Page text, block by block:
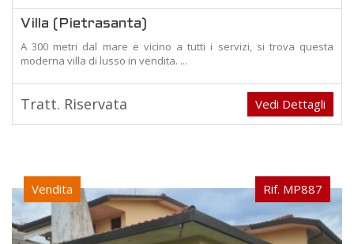
Villa (Pietrasanta)
A 300 metri dal mare e vicino a tutti i servizi, si trova questa
moderna villa di lusso in vendita. ...
Tratt. Riservata Vedi Dettagli
Vendita Rif. MP887